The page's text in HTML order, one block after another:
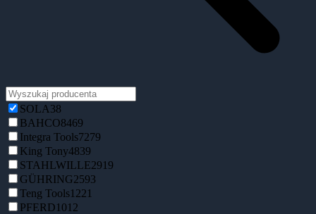
SOLA38
BAHCO8469
Integra Tools7279
King Tony4839
STAHLWILLE2919
GÜHRING2593
Teng Tools1221
PFERD1012